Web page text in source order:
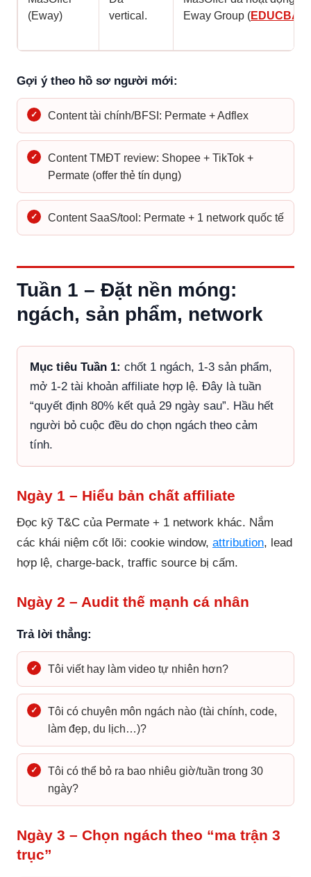
(Eway)
vertical.
Eway Group (EDUCBA,
Gợi ý theo hồ sơ người mới:
✓ Content tài chính/BFSI: Permate + Adflex
✓
Content TMĐT review: Shopee + TikTok +
Permate (offer thẻ tín dụng)
✓ Content SaaS/tool: Permate + 1 network quốc tế
Tuần 1 – Đặt nền móng:
ngách, sản phẩm, network
Mục tiêu Tuần 1: chốt 1 ngách, 1-3 sản phẩm,
mở 1-2 tài khoản affiliate hợp lệ. Đây là tuần
“quyết định 80% kết quả 29 ngày sau”. Hầu hết
người bỏ cuộc đều do chọn ngách theo cảm
tính.
Ngày 1 – Hiểu bản chất affiliate
Đọc kỹ T&C của Permate + 1 network khác. Nắm
các khái niệm cốt lõi: cookie window, attribution, lead
hợp lệ, charge-back, traffic source bị cấm.
Ngày 2 – Audit thế mạnh cá nhân
Trả lời thẳng:
✓ Tôi viết hay làm video tự nhiên hơn?
✓
Tôi có chuyên môn ngách nào (tài chính, code,
làm đẹp, du lịch…)?
✓
Tôi có thể bỏ ra bao nhiêu giờ/tuần trong 30
ngày?
Ngày 3 – Chọn ngách theo “ma trận 3
trục”